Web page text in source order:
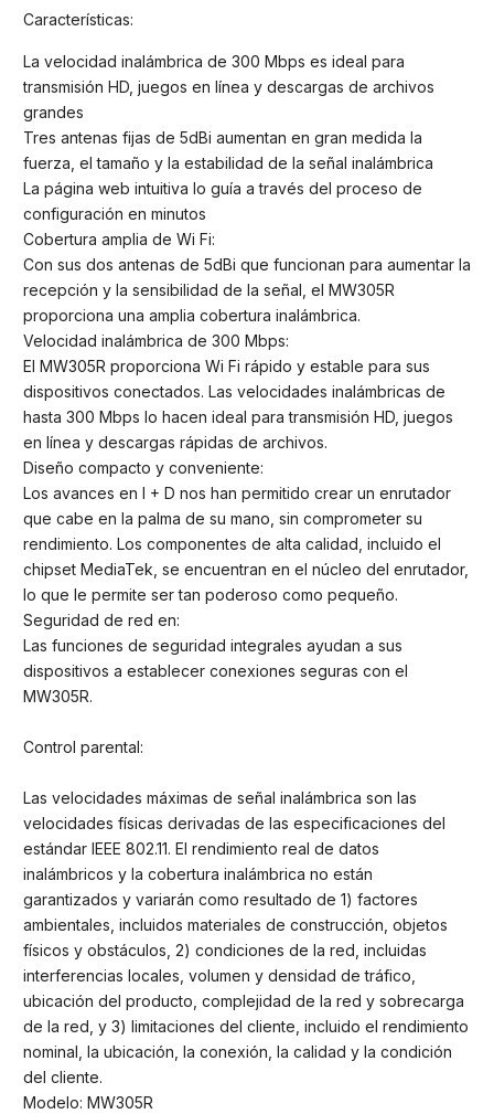
Características:
La velocidad inalámbrica de 300 Mbps es ideal para
transmisión HD, juegos en línea y descargas de archivos
grandes
Tres antenas fijas de 5dBi aumentan en gran medida la
fuerza, el tamaño y la estabilidad de la señal inalámbrica
La página web intuitiva lo guía a través del proceso de
configuración en minutos
Cobertura amplia de Wi Fi:
Con sus dos antenas de 5dBi que funcionan para aumentar la
recepción y la sensibilidad de la señal, el MW305R
proporciona una amplia cobertura inalámbrica.
Velocidad inalámbrica de 300 Mbps:
El MW305R proporciona Wi Fi rápido y estable para sus
dispositivos conectados. Las velocidades inalámbricas de
hasta 300 Mbps lo hacen ideal para transmisión HD, juegos
en línea y descargas rápidas de archivos.
Diseño compacto y conveniente:
Los avances en I + D nos han permitido crear un enrutador
que cabe en la palma de su mano, sin comprometer su
rendimiento. Los componentes de alta calidad, incluido el
chipset MediaTek, se encuentran en el núcleo del enrutador,
lo que le permite ser tan poderoso como pequeño.
Seguridad de red en:
Las funciones de seguridad integrales ayudan a sus
dispositivos a establecer conexiones seguras con el
MW305R.
Control parental:
Las velocidades máximas de señal inalámbrica son las
velocidades físicas derivadas de las especificaciones del
estándar IEEE 802.11. El rendimiento real de datos
inalámbricos y la cobertura inalámbrica no están
garantizados y variarán como resultado de 1) factores
ambientales, incluidos materiales de construcción, objetos
físicos y obstáculos, 2) condiciones de la red, incluidas
interferencias locales, volumen y densidad de tráfico,
ubicación del producto, complejidad de la red y sobrecarga
de la red, y 3) limitaciones del cliente, incluido el rendimiento
nominal, la ubicación, la conexión, la calidad y la condición
del cliente.
Modelo: MW305R